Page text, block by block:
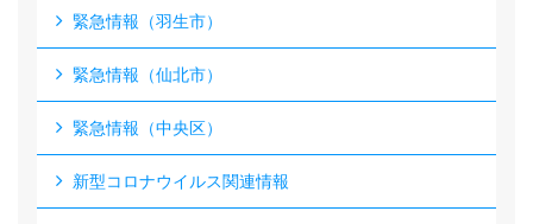
緊急情報（羽生市）
緊急情報（仙北市）
緊急情報（中央区）
新型コロナウイルス関連情報